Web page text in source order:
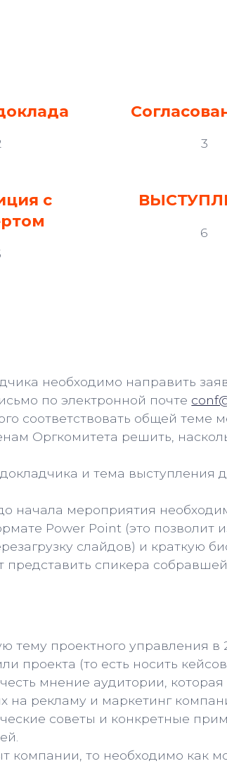
3
с
6
необходимо направить
по электронной почте
соответствовать общей теме
Оргкомитета решить,
и тема выступления
начала мероприятия
Power Point (это позволит
слайдов) и краткую
спикера
тему проектного управления в
проекта (то есть носить
мнение аудитории, которая
на рекламу и маркетинг
советы и конкретные
компании, то необходимо как